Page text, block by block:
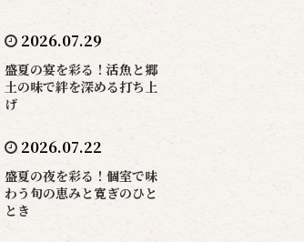
2026.07.29
盛夏の宴を彩る！活魚と郷
土の味で絆を深める打ち上
げ
2026.07.22
盛夏の夜を彩る！個室で味
わう旬の恵みと寛ぎのひと
とき